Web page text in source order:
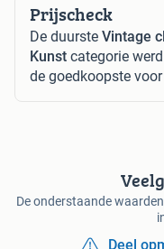
Prijscheck
De duurste Vintage
Kunst categorie
de goedkoopste voor
De onderstaande
Deel